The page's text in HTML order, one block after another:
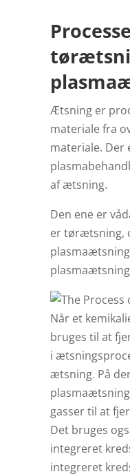
Ætsning er
materiale fra
materiale. Der
af ætsning.
Den ene er
er tørætsning,
Når et
bruges til at
i
ætsning. På
gasser til at
Det bruges
integreret
integreret